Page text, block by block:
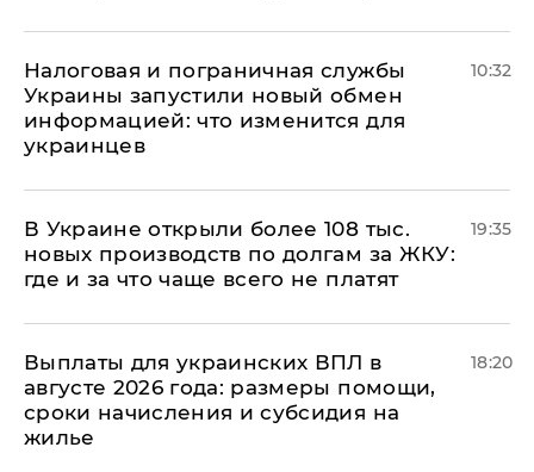
Налоговая и пограничная службы
Украины запустили новый обмен
информацией: что изменится для
украинцев
10:32
В Украине открыли более 108 тыс.
новых производств по долгам за ЖКУ:
где и за что чаще всего не платят
19:35
Выплаты для украинских ВПЛ в
августе 2026 года: размеры помощи,
сроки начисления и субсидия на
жилье
18:20